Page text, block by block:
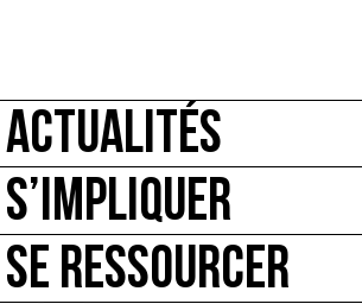
ACTUALITÉS
S’IMPLIQUER
SE RESSOURCER